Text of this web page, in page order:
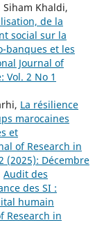
Khaldi,
de la
social sur la
banques et les
Journal of
Vol. 2 No 1
La résilience
marocaines
et
of Research in
(2025): Décembre
Audit des
des SI :
humain
Research in